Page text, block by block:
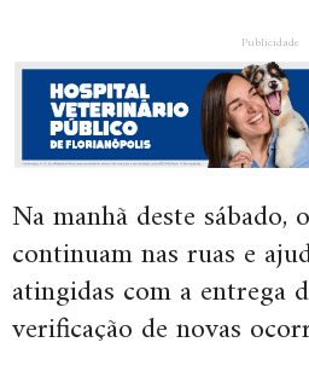
Publicidade
Na manhã deste sábado,
continuam nas ruas e
atingidas com a entrega
verificação de novas